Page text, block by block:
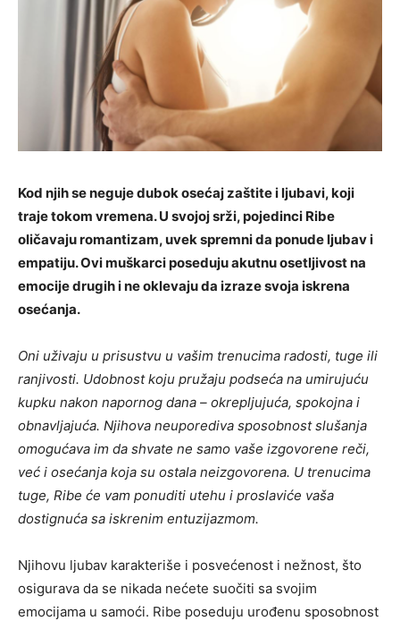
Kod njih se neguje dubok osećaj zaštite i ljubavi, koji
traje tokom vremena. U svojoj srži, pojedinci Ribe
oličavaju romantizam, uvek spremni da ponude ljubav i
empatiju. Ovi muškarci poseduju akutnu osetljivost na
emocije drugih i ne oklevaju da izraze svoja iskrena
osećanja.
Oni uživaju u prisustvu u vašim trenucima radosti, tuge ili
ranjivosti. Udobnost koju pružaju podseća na umirujuću
kupku nakon napornog dana – okrepljujuća, spokojna i
obnavljajuća. Njihova neuporediva sposobnost slušanja
omogućava im da shvate ne samo vaše izgovorene reči,
već i osećanja koja su ostala neizgovorena. U trenucima
tuge, Ribe će vam ponuditi utehu i proslaviće vaša
dostignuća sa iskrenim entuzijazmom.
Njihovu ljubav karakteriše i posvećenost i nežnost, što
osigurava da se nikada nećete suočiti sa svojim
emocijama u samoći. Ribe poseduju urođenu sposobnost